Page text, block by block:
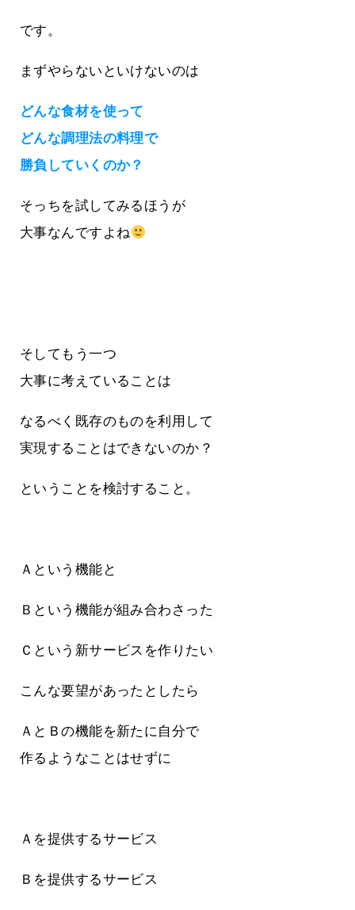
です。
まずやらないといけないのは
どんな食材を使って
どんな調理法の料理で
勝負していくのか？
そっちを試してみるほうが
大事なんですよね
そしてもう一つ
大事に考えていることは
なるべく既存のものを利用して
実現することはできないのか？
ということを検討すること。
Ａという機能と
Ｂという機能が組み合わさった
Ｃという新サービスを作りたい
こんな要望があったとしたら
ＡとＢの機能を新たに自分で
作るようなことはせずに
Ａを提供するサービス
Ｂを提供するサービス